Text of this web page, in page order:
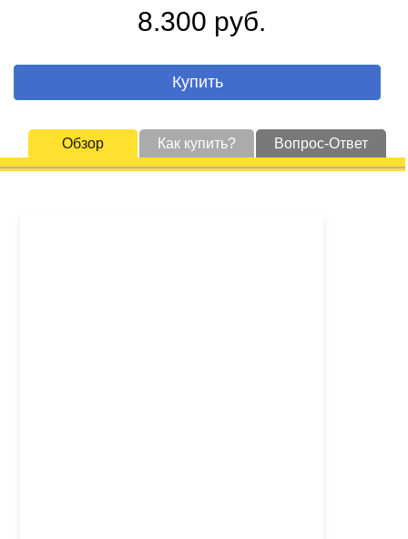
8.300 руб.
Купить
Обзор Как купить? Вопрос-Ответ